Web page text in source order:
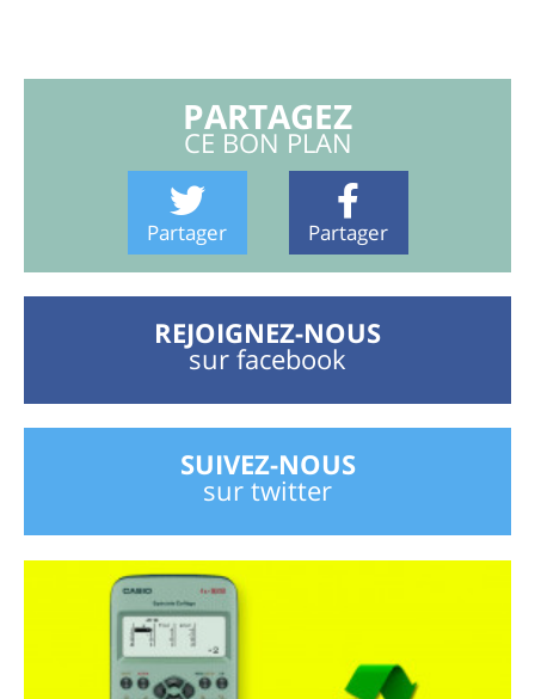
PARTAGEZ
CE BON PLAN
Partager Partager
REJOIGNEZ-NOUS
sur facebook
SUIVEZ-NOUS
sur twitter